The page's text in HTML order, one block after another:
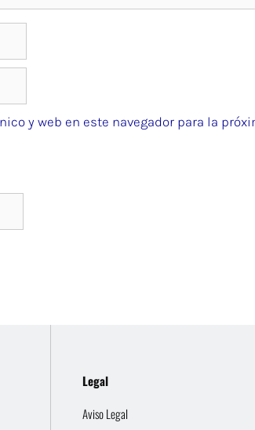
y web en este navegador para la
Legal
Aviso Legal